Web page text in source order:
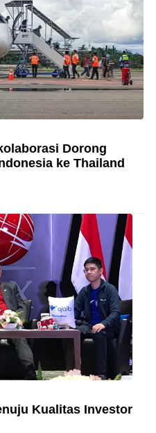
Dorong
ke Thailand
Kualitas Investor